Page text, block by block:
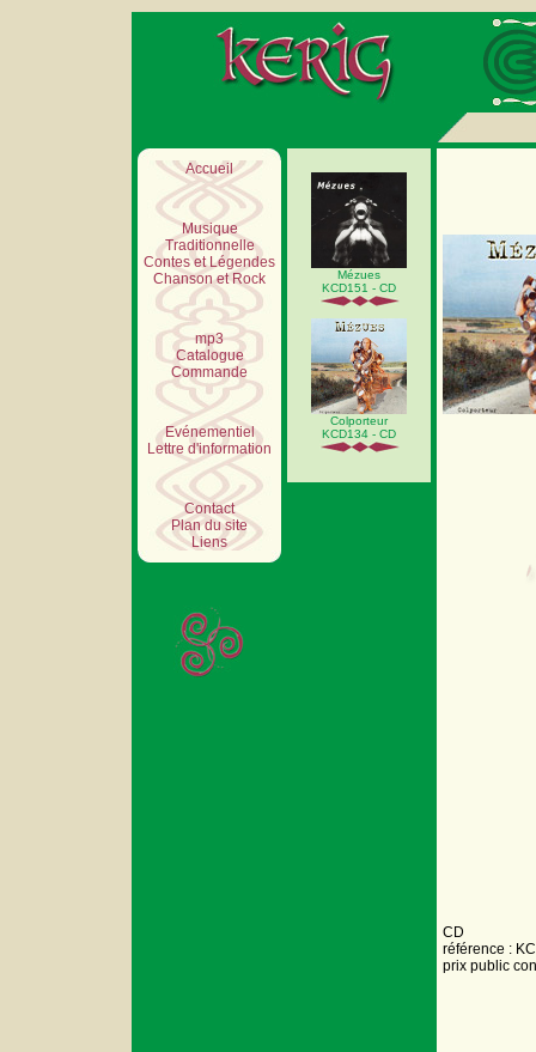
Accueil
Musique
Traditionnelle
Contes et Légendes
Chanson et Rock
mp3
Catalogue
Commande
Evénementiel
Lettre d'information
Contact
Plan du site
Liens
Mézues
KCD151 - CD
Colporteur
KCD134 - CD
CD
référence :
prix public